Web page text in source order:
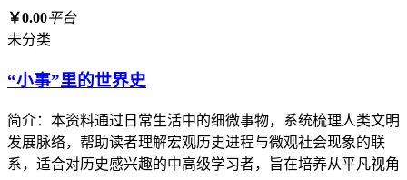
￥0.00平台
未分类
“小事”里的世界史
简介：本资料通过日常生活中的细微事物，系统梳理人类文明
发展脉络，帮助读者理解宏观历史进程与微观社会现象的联
系，适合对历史感兴趣的中高级学习者，旨在培养从平凡视角